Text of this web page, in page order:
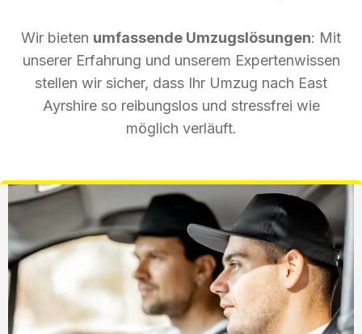
Wir bieten umfassende Umzugslösungen: Mit
unserer Erfahrung und unserem Expertenwissen
stellen wir sicher, dass Ihr Umzug nach East
Ayrshire so reibungslos und stressfrei wie
möglich verläuft.